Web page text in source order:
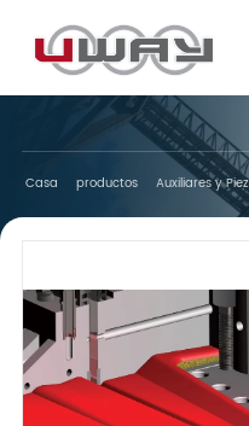
Casa productos Auxiliares y